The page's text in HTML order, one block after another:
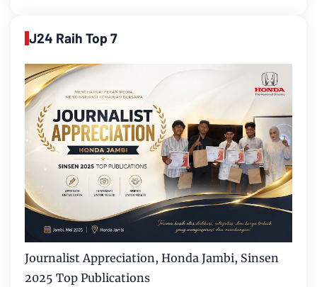
J24 Raih Top 7
Journalist Appreciation, Honda Jambi, Sinsen
2025 Top Publications